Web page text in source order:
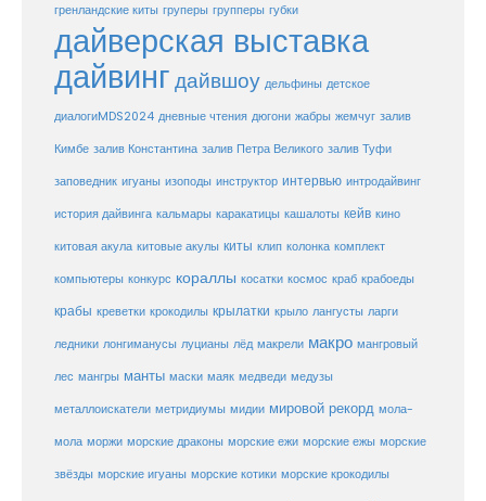
гренландские киты груперы групперы губки
дайверская выставка
дайвингдайвшоу дельфины детское
диалогиMDS2024 дневные чтения дюгони жабры жемчуг залив
Кимбе залив Константина залив Петра Великого залив Туфи
заповедник игуаны изоподы инструктор интервью интродайвинг
история дайвинга кальмары каракатицы кашалоты кейв кино
китовая акула китовые акулы киты клип колонка комплект
компьютеры конкурс кораллы косатки космос краб крабоеды
крабы креветки крокодилы крылатки крыло лангусты ларги
ледники лонгиманусы луцианы лёд макрели макро мангровый
лес мангры манты маски маяк медведи медузы
металлоискатели метридиумы мидии мировой рекорд мола-
мола моржи морские драконы морские ежи морские ежы морские
звёзды морские игуаны морские котики морские крокодилы